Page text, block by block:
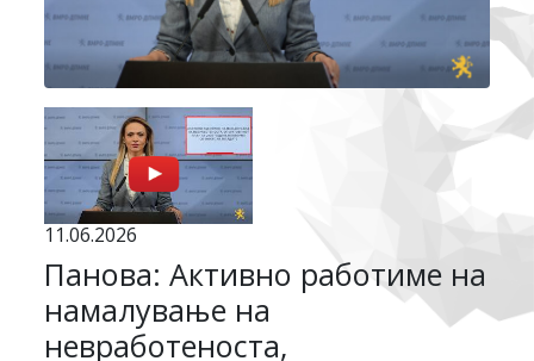
11.06.2026
Панова: Активно работиме на
намалување на
невработеноста,